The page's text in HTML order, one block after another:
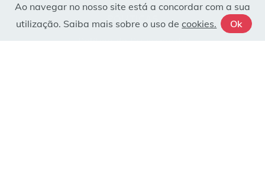
POLÍTICAS
Ao navegar no nosso site está a concordar com a sua
utilização. Saiba mais sobre o uso decookies. Ok